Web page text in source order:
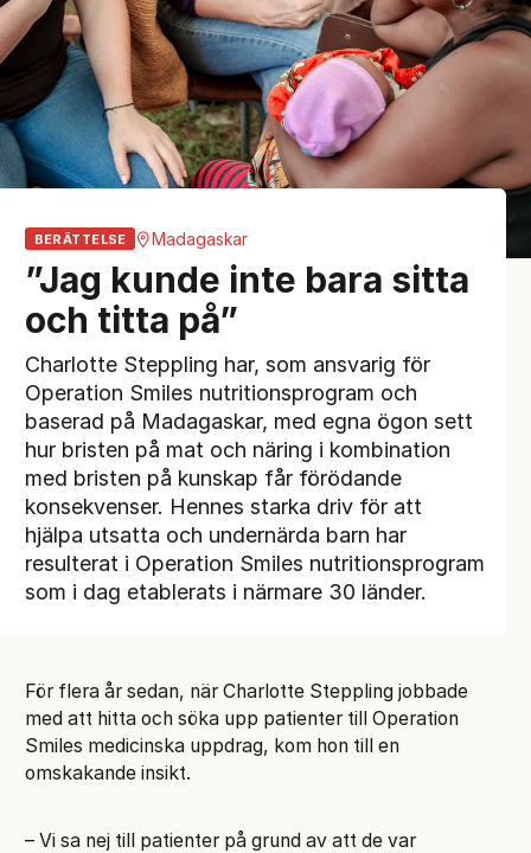
”Jag kunde inte bara sitta
och titta på”
BERÄTTELSE Madagaskar
Charlotte Steppling har, som ansvarig för
Operation Smiles nutritionsprogram och
baserad på Madagaskar, med egna ögon sett
hur bristen på mat och näring i kombination
med bristen på kunskap får förödande
konsekvenser. Hennes starka driv för att
hjälpa utsatta och undernärda barn har
resulterat i Operation Smiles nutritionsprogram
som i dag etablerats i närmare 30 länder.
För flera år sedan, när Charlotte Steppling jobbade
med att hitta och söka upp patienter till Operation
Smiles medicinska uppdrag, kom hon till en
omskakande insikt.
– Vi sa nej till patienter på grund av att de var